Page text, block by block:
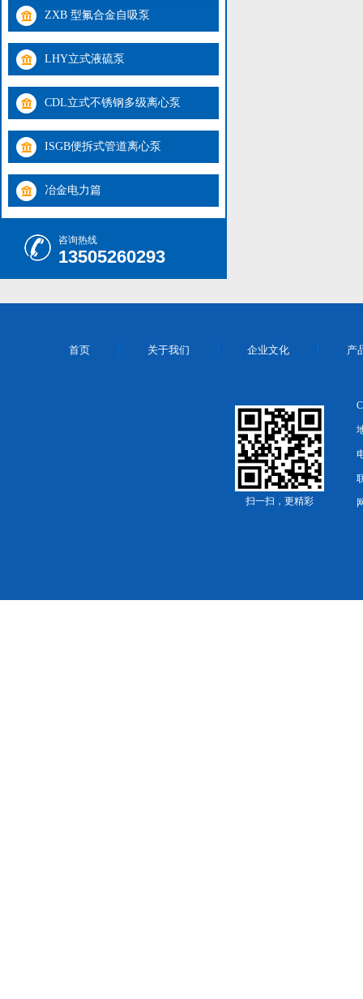
ZXB 型氟合金自吸泵
LHY立式液硫泵
CDL立式不锈钢多级离心泵
ISGB便拆式管道离心泵
冶金电力篇
咨询热线
13505260293
首页 关于我们 企业文化 产
扫一扫，更精彩